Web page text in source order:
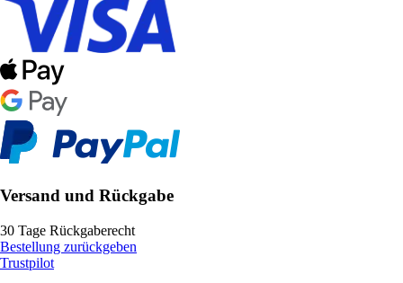
Versand und Rückgabe
30 Tage Rückgaberecht
Bestellung zurückgeben
Trustpilot